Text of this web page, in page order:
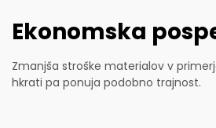
Ekonomska
Zmanjša stroške materialov v
hkrati pa ponuja podobno trajnost.